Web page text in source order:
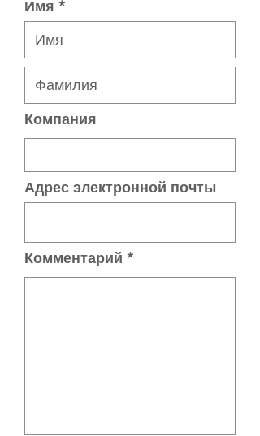
Имя
Компания
Адрес электронной почты
Комментарий